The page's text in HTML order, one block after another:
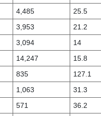
4,485
25.5
3,953
21.2
3,094
14
14,247
15.8
835
127.1
1,063
31.3
571
36.2